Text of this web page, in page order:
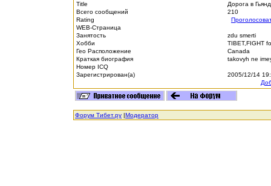
Title
Дорога в
Всего сообщений
210
Rating
WEB-Страница
Занятость
zdu smerti
Хобби
TIBET,FIGHT
Гео Расположение
Canada
Краткая биография
takovyh ne
Номер ICQ
Зарегистрирован(а)
2005/12/14
Форум Тибет.ру |Модератор